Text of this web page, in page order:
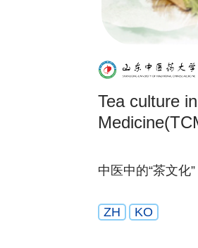
Tea culture
中医中的“茶文化”
ZH KO